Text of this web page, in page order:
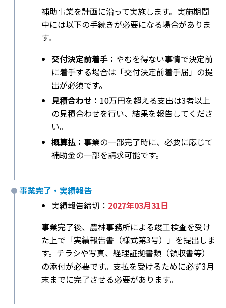
補助事業を計画に沿って実施します。実施期間
中には以下の手続きが必要になる場合がありま
す。
交付決定前着手： やむを得ない事情で決定前
に着手する場合は「交付決定前着手届」の提
出が必須です。
見積合わせ： 10万円を超える支出は3者以上
の見積合わせを行い、結果を報告してくださ
い。
概算払： 事業の一部完了時に、必要に応じて
補助金の一部を請求可能です。
事業完了・実績報告
実績報告締切： 2027年03月31日
事業完了後、農林事務所による竣工検査を受け
た上で「実績報告書（様式第3号）」を提出しま
す。チラシや写真、経理証拠書類（領収書等）
の添付が必要です。支払を受けるために必ず3月
末までに完了させる必要があります。